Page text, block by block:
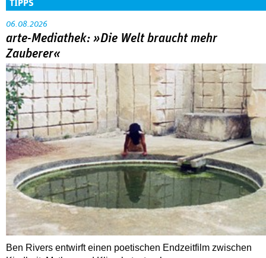
Ben Rivers entwirft einen poetischen Endzeitfilm zwischen
Kindheit, Mythos und Klimakatastrophe.
MEHR
Netflix: »I am Frankelda«
Crunchyroll: »The Drops of God«